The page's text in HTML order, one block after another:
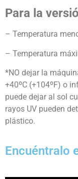
Para la
– Temperatura
– Temperatura
*NO dejar la
+40ºC (+104ºF) o
puede dejar al sol
rayos UV pueden
plástico.
Encuéntralo